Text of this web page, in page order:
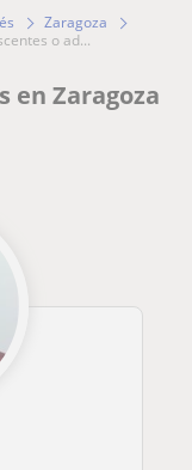
Zaragoza
o ad...
en Zaragoza